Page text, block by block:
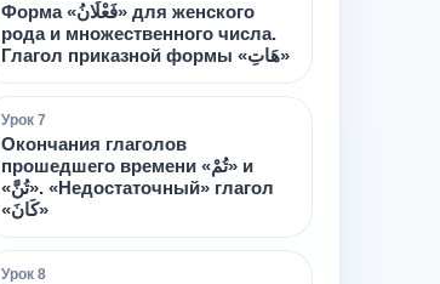
Форма «فَعْلَانُ» для женского
рода и множественного числа.
Глагол приказной формы «هَاتِ»
Урок 7
Окончания глаголов
прошедшего времени «تُمْ» и
«تُنَّ». «Недостаточный» глагол
«كَانَ»
Урок 8